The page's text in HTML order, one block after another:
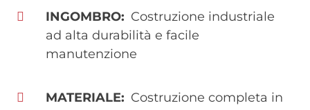
INGOMBRO
Costruzione industriale
ad alta durabilità e facile
manutenzione
MATERIALE
Costruzione completa in